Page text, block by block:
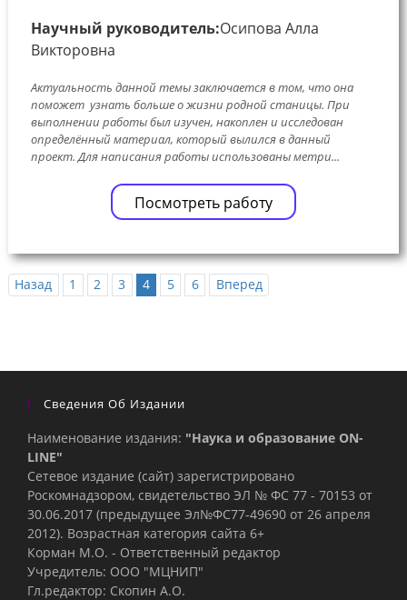
Научный руководитель:Осипова Алла
Викторовна
Актуальность данной темы заключается в том, что она
поможет узнать больше о жизни родной станицы. При
выполнении работы был изучен, накоплен и исследован
определённый материал, который вылился в данный
проект. Для написания работы использованы метри...
Посмотреть работу
Назад 1 2 3 4 5 6 Вперед
Сведения Об Издании
Наименование издания: "Наука и образование ON-
LINE"
Сетевое издание (сайт) зарегистрировано
Роскомнадзором, свидетельство ЭЛ № ФС 77 - 70153 от
30.06.2017 (предыдущее Эл№ФC77-49690 от 26 апреля
2012). Возрастная категория сайта 6+
Корман М.О. - Ответственный редактор
Учредитель: ООО "МЦНИП"
Гл.редактор: Скопин А.О.